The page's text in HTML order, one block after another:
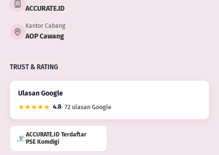
ACCURATE.ID
Kantor Cabang
AOP Cawang
TRUST & RATING
Ulasan Google
4.8· 72 ulasan Google
ACCURATE.ID Terdaftar
PSE Komdigi